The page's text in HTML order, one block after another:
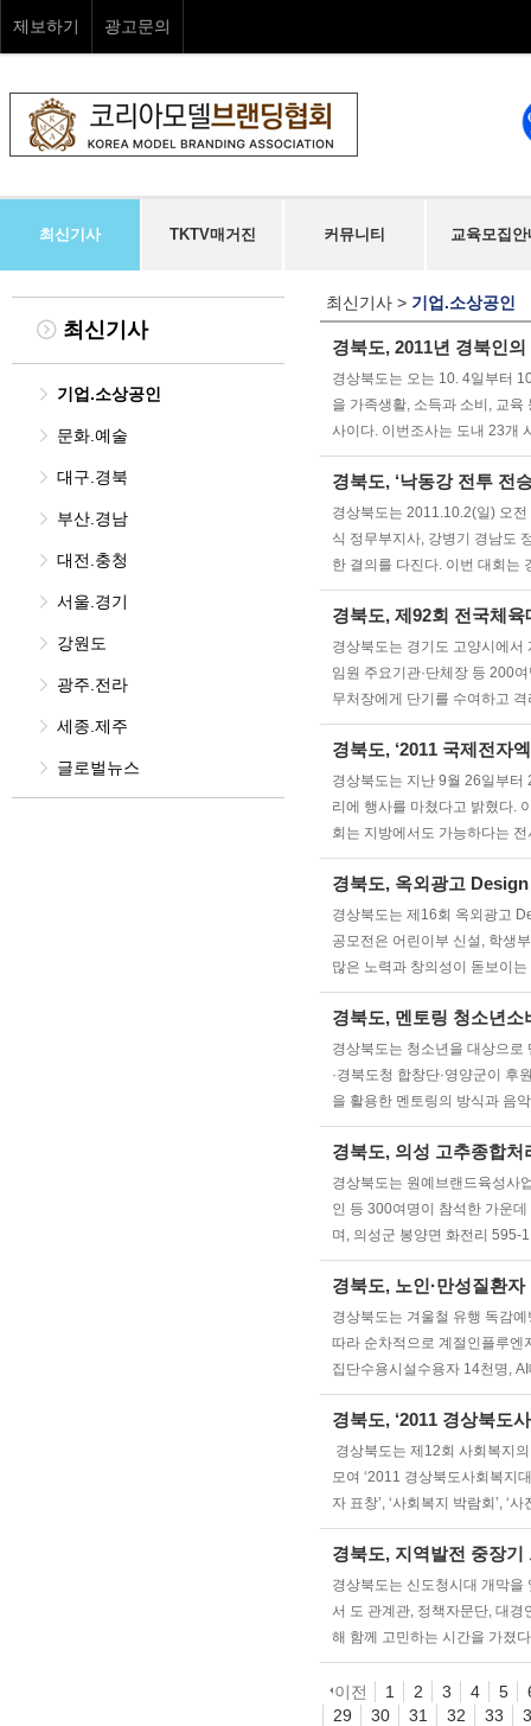
제보하기 광고문의
최신기사 TKTV매거진 커뮤니티 교육모집안
최신기사
기업.소상공인
문화.예술
대구.경북
부산.경남
대전.충청
서울.경기
강원도
광주.전라
세종.제주
글로벌뉴스
최신기사 > 기업.소상공인
경북도, 2011년 경북인
경상북도는 오는 10. 4일부터
을 가족생활, 소득과 소비, 교
사이다. 이번조사는 도내 23개
경북도, ‘낙동강 전투 전
경상북도는 2011.10.2(일) 오
식 정무부지사, 강병기 경남도
한 결의를 다진다. 이번 대회는
경북도, 제92회 전국체
경상북도는 경기도 고양시에서
임원 주요기관·단체장 등 200
무처장에게 단기를 수여하고
경북도, ‘2011 국제전자
경상북도는 지난 9월 26일부터
리에 행사를 마쳤다고 밝혔다.
회는 지방에서도 가능하다는
경북도, 옥외광고
경상북도는 제16회 옥외광고
공모전은 어린이부 신설, 학생
많은 노력과 창의성이 돋보이
경북도, 멘토링 청소년
경상북도는 청소년을 대상으
·경북도청 합창단·영양군이
을 활용한 멘토링의 방식과 음
경북도, 의성 고추종합처
경상북도는 원예브랜드육성사
인 등 300여명이 참석한 가운
며, 의성군 봉양면 화전리 595-
경북도, 노인·만성질환
경상북도는 겨울철 유행 독감
따라 순차적으로 계절인플루엔
집단수용시설수용자 14천명,
경북도, ‘2011 경상북도
경상북도는 제12회 사회복지
모여 ‘2011 경상북도사회복지
자 표창’, ‘사회복지 박람회’, ‘
경북도, 지역발전 중장
경상북도는 신도청시대 개막
서 도 관계관, 정책자문단, 대경
해 함께 고민하는 시간을 가졌
이전 1 2 3 4 5
29
30 31 32 33